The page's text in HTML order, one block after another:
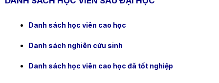
Danh sách học viên cao học
Danh sách nghiên cứu sinh
Danh sách học viên cao học đã tốt nghiệp